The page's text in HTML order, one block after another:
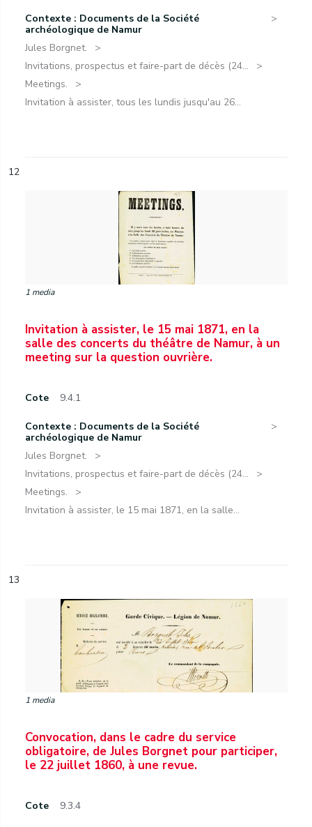
Contexte : Documents de la Société
archéologique de Namur
Jules Borgnet.
Invitations, prospectus et faire-part de décès (24...
Meetings.
Invitation à assister, tous les lundis jusqu'au 26...
12
1 media
Invitation à assister, le 15 mai 1871, en la
salle des concerts du théâtre de Namur, à un
meeting sur la question ouvrière.
Cote 9.4.1
Contexte : Documents de la Société
archéologique de Namur
Jules Borgnet.
Invitations, prospectus et faire-part de décès (24...
Meetings.
Invitation à assister, le 15 mai 1871, en la salle...
13
1 media
Convocation, dans le cadre du service
obligatoire, de Jules Borgnet pour participer,
le 22 juillet 1860, à une revue.
Cote 9.3.4